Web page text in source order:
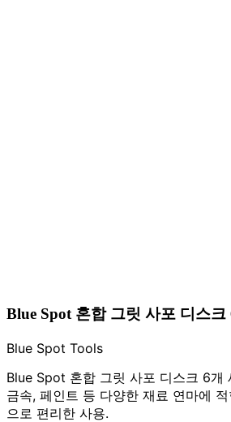
Blue Spot 혼합 그릿 사포 디스
Blue Spot Tools
Blue Spot 혼합 그릿 사포 디스크 6개
금속, 페인트 등 다양한 재료 연마에
으로 편리한 사용.